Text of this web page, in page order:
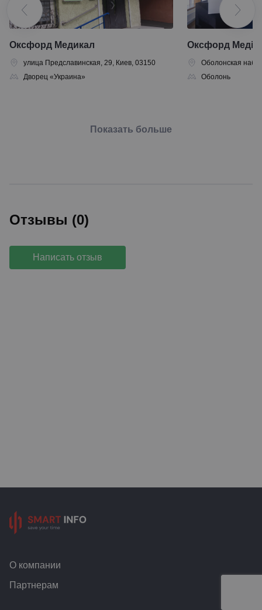
Оксфорд Медикал
улица Предславинская, 29, Киев, 03150
Дворец «Украина»
Оксфорд
Оболонская
Оболонь
Показать больше
Отзывы (0)
Написать отзыв
О компании
Партнерам